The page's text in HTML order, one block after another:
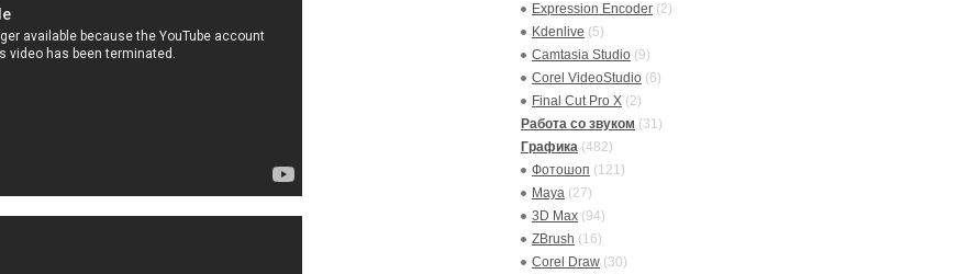
Expression Encoder (2)
Kdenlive (5)
Camtasia Studio (9)
Corel VideoStudio (6)
Final Cut Pro X (2)
Работа со звуком (31)
Графика (482)
Фотошоп (121)
Maya (27)
3D Max (94)
ZBrush (16)
Corel Draw (30)